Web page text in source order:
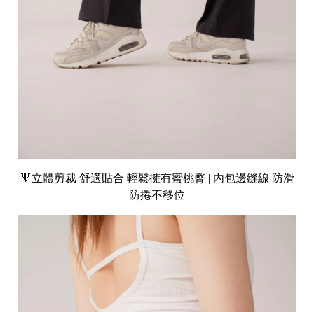
🔻立體剪裁 舒適貼合 輕鬆擁有蜜桃臀 | 內包邊縫線 防滑
防捲不移位